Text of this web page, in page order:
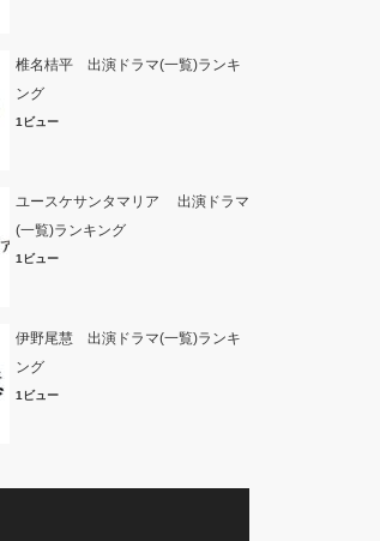
椎名桔平 出演ドラマ(一覧)ランキ
ング
1ビュー
ユースケサンタマリア 出演ドラマ
(一覧)ランキング
1ビュー
伊野尾慧 出演ドラマ(一覧)ランキ
ング
1ビュー